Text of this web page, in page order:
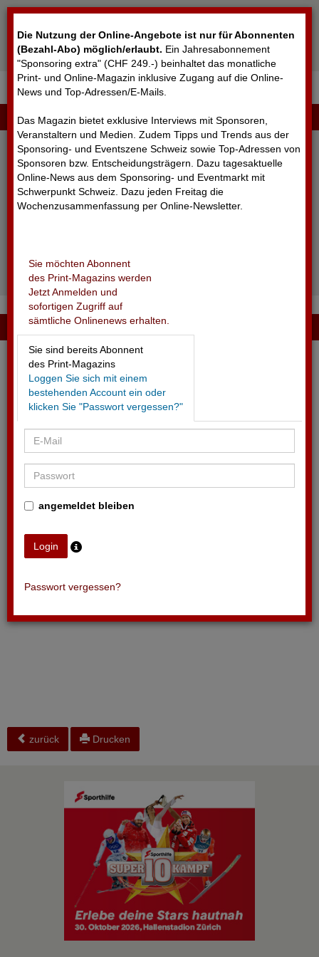
Die Nutzung der Online-Angebote ist nur für Abonnenten
(Bezahl-Abo) möglich/erlaubt. Ein Jahresabonnement
"Sponsoring extra" (CHF 249.-) beinhaltet das monatliche
Print- und Online-Magazin inklusive Zugang auf die Online-
News und Top-Adressen/E-Mails.
Das Magazin bietet exklusive Interviews mit Sponsoren,
Veranstaltern und Medien. Zudem Tipps und Trends aus der
Sponsoring- und Eventszene Schweiz sowie Top-Adressen von
Sponsoren bzw. Entscheidungsträgern. Dazu tagesaktuelle
Online-News aus dem Sponsoring- und Eventmarkt mit
Schwerpunkt Schweiz. Dazu jeden Freitag die
Wochenzusammenfassung per Online-Newsletter.
Sie möchten Abonnent
des Print-Magazins werden
Jetzt Anmelden und
sofortigen Zugriff auf
sämtliche Onlinenews erhalten.
Sie sind bereits Abonnent
des Print-Magazins
Loggen Sie sich mit einem
bestehenden Account ein oder
klicken Sie "Passwort vergessen?"
angemeldet bleiben
Passwort vergessen?
LOGIN
Passwort vergessen?
Noch nicht registriert?
15.06.2026 - RIVELLA
Neu Partner der Ski-WM Crans-Montana 2027
zurück Drucken
Cookie-Einstellungen